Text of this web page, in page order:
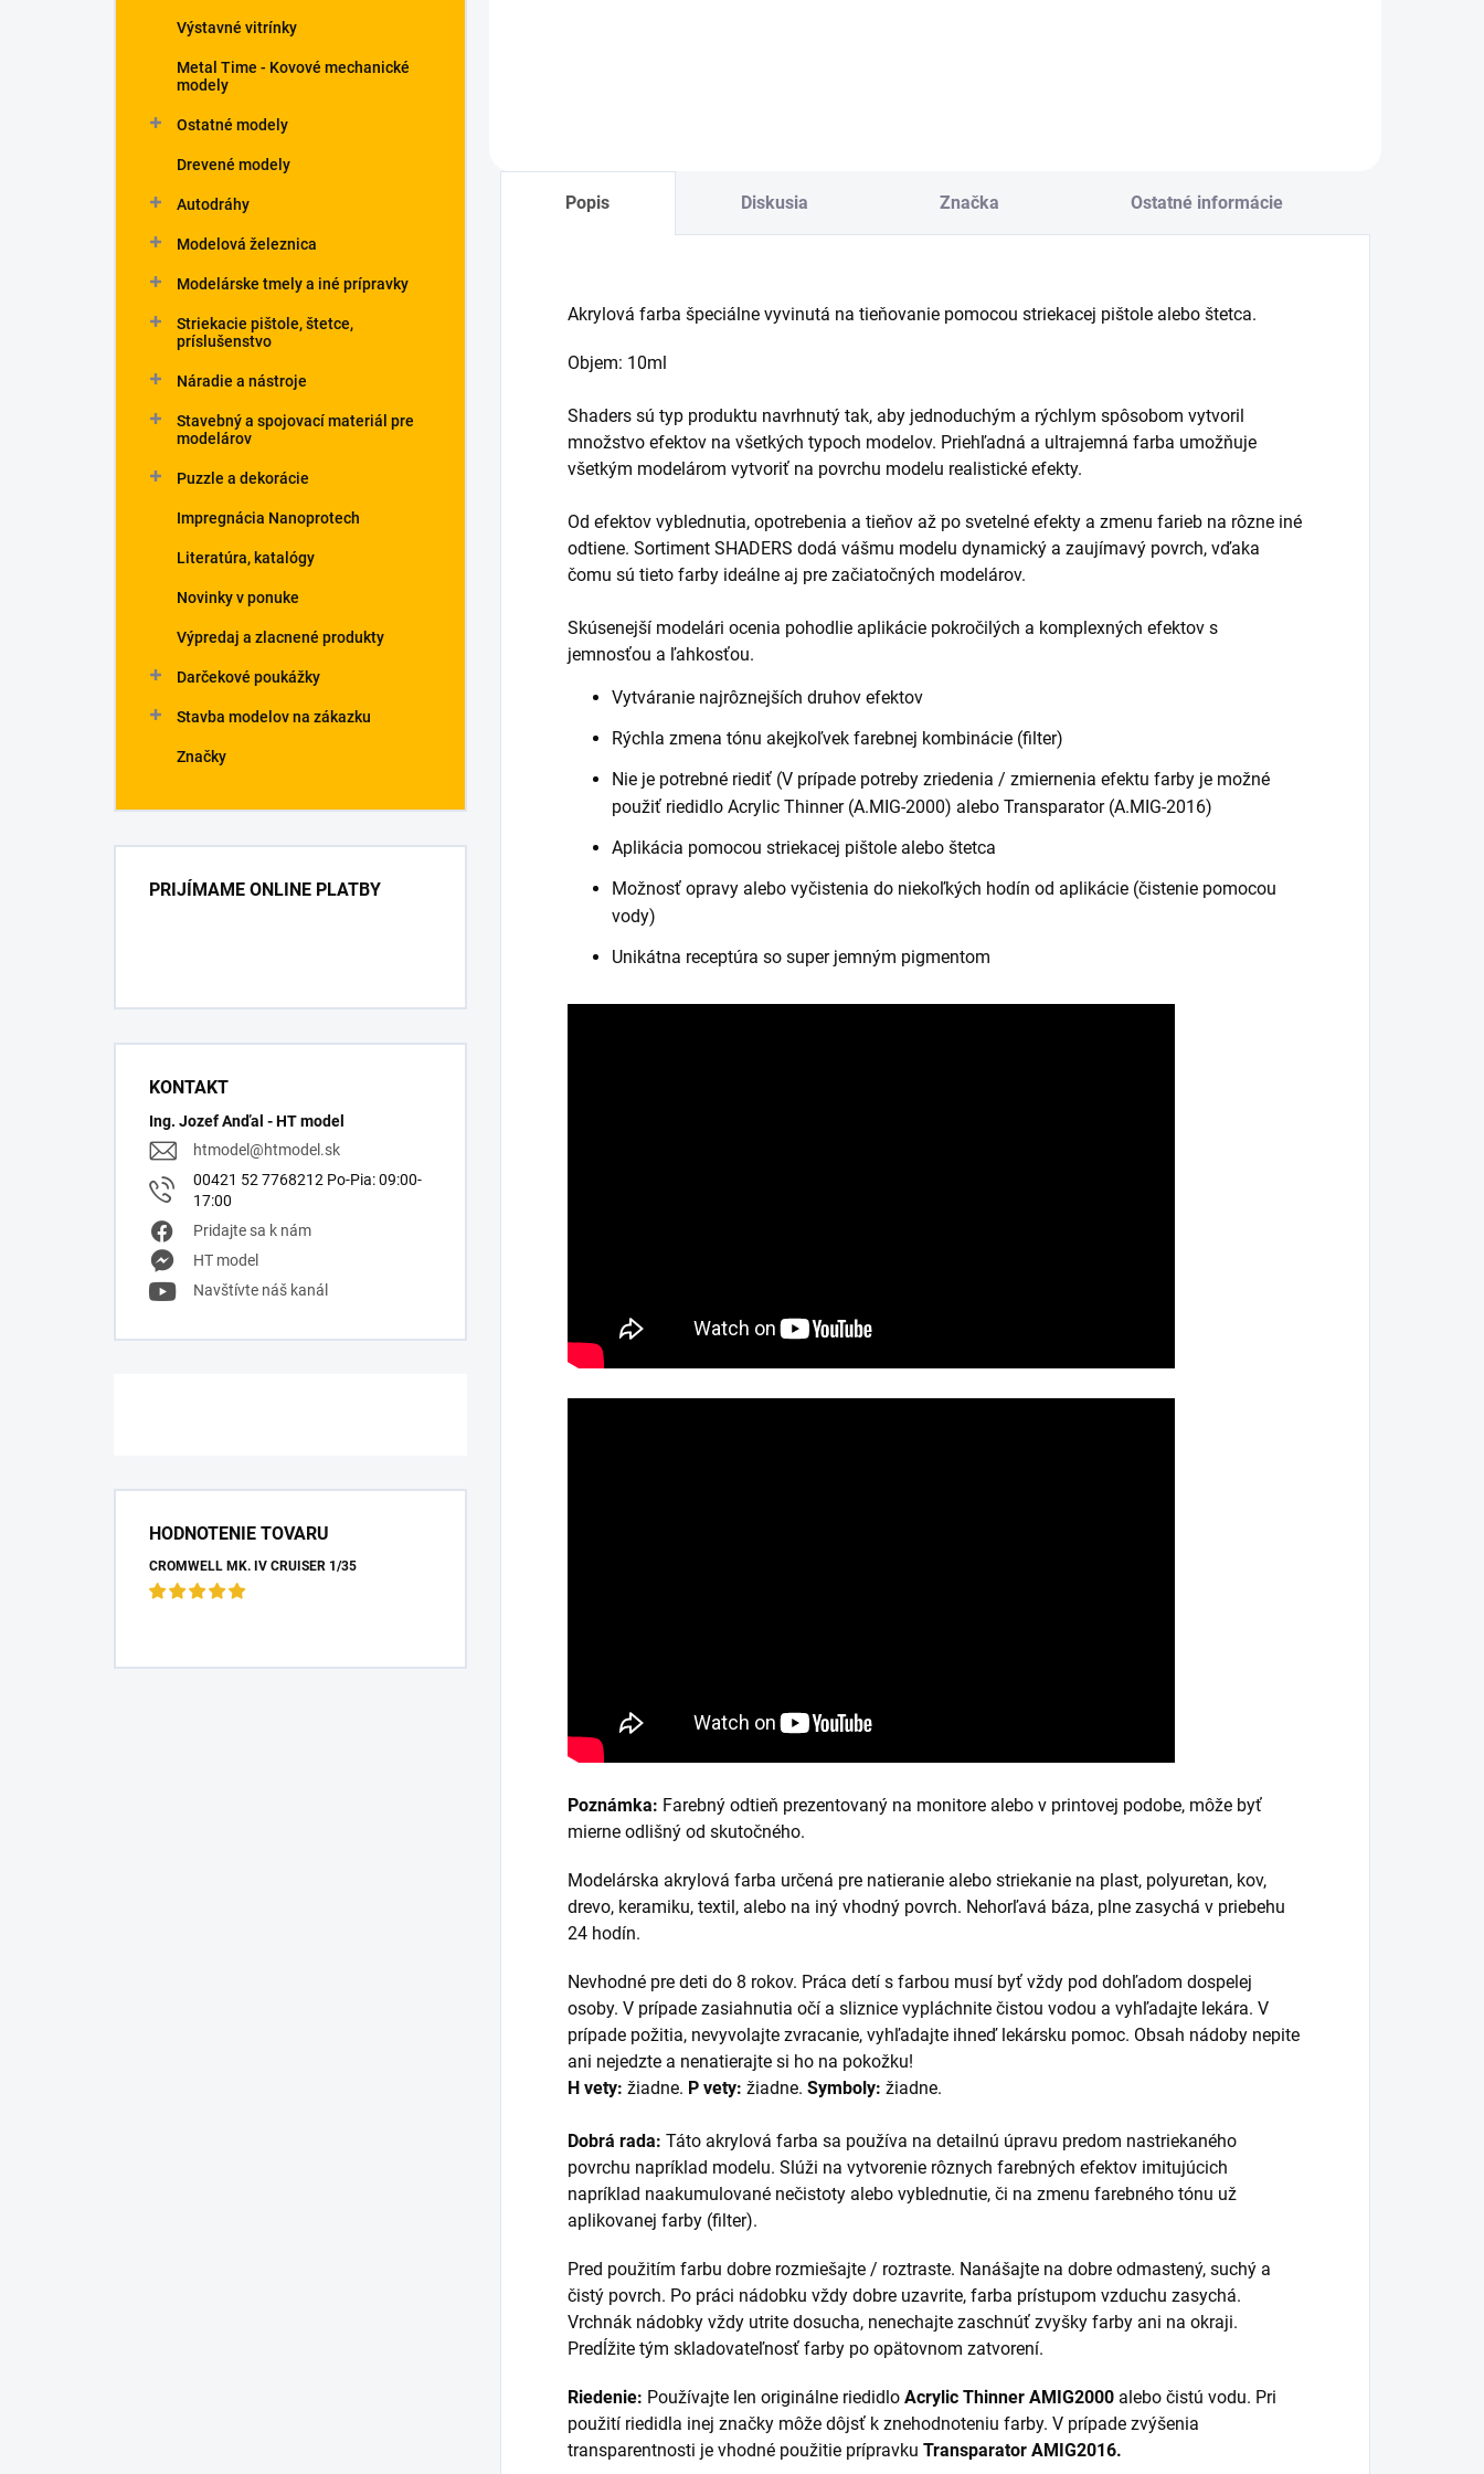
Výstavné vitrínky
Metal Time - Kovové mechanické
modely
Ostatné modely
Drevené modely
Autodráhy
Modelová železnica
Modelárske tmely a iné prípravky
Striekacie pištole, štetce,
príslušenstvo
Náradie a nástroje
Stavebný a spojovací materiál pre
modelárov
Puzzle a dekorácie
Impregnácia Nanoprotech
Literatúra, katalógy
Novinky v ponuke
Výpredaj a zlacnené produkty
Darčekové poukážky
Stavba modelov na zákazku
Značky
PRIJÍMAME ONLINE PLATBY
KONTAKT
Ing. Jozef Anďal - HT model
htmodel@htmodel.sk
00421 52 7768212 Po-Pia: 09:00-
17:00
Pridajte sa k nám
HT model
Navštívte náš kanál
HODNOTENIE TOVARU
CROMWELL MK. IV CRUISER 1/35
Popis Diskusia Značka Ostatné informácie
Akrylová farba špeciálne vyvinutá na tieňovanie pomocou striekacej pištole alebo štetca.
Objem: 10ml
Shaders sú typ produktu navrhnutý tak, aby jednoduchým a rýchlym spôsobom vytvoril
množstvo efektov na všetkých typoch modelov. Priehľadná a ultrajemná farba umožňuje
všetkým modelárom vytvoriť na povrchu modelu realistické efekty.
Od efektov vyblednutia, opotrebenia a tieňov až po svetelné efekty a zmenu farieb na rôzne iné
odtiene. Sortiment SHADERS dodá vášmu modelu dynamický a zaujímavý povrch, vďaka
čomu sú tieto farby ideálne aj pre začiatočných modelárov.
Skúsenejší modelári ocenia pohodlie aplikácie pokročilých a komplexných efektov s
jemnosťou a ľahkosťou.
Vytváranie najrôznejších druhov efektov
Rýchla zmena tónu akejkoľvek farebnej kombinácie (filter)
Nie je potrebné riediť (V prípade potreby zriedenia / zmiernenia efektu farby je možné
použiť riedidlo Acrylic Thinner (A.MIG-2000) alebo Transparator (A.MIG-2016)
Aplikácia pomocou striekacej pištole alebo štetca
Možnosť opravy alebo vyčistenia do niekoľkých hodín od aplikácie (čistenie pomocou
vody)
Unikátna receptúra so super jemným pigmentom
Poznámka: Farebný odtieň prezentovaný na monitore alebo v printovej podobe, môže byť
mierne odlišný od skutočného.
Modelárska akrylová farba určená pre natieranie alebo striekanie na plast, polyuretan, kov,
drevo, keramiku, textil, alebo na iný vhodný povrch. Nehorľavá báza, plne zasychá v priebehu
24 hodín.
Nevhodné pre deti do 8 rokov. Práca detí s farbou musí byť vždy pod dohľadom dospelej
osoby. V prípade zasiahnutia očí a sliznice vypláchnite čistou vodou a vyhľadajte lekára. V
prípade požitia, nevyvolajte zvracanie, vyhľadajte ihneď lekársku pomoc. Obsah nádoby nepite
ani nejedzte a nenatierajte si ho na pokožku!
H vety: žiadne. P vety: žiadne. Symboly: žiadne.
Dobrá rada: Táto akrylová farba sa používa na detailnú úpravu predom nastriekaného
povrchu napríklad modelu. Slúži na vytvorenie rôznych farebných efektov imitujúcich
napríklad naakumulované nečistoty alebo vyblednutie, či na zmenu farebného tónu už
aplikovanej farby (filter).
Pred použitím farbu dobre rozmiešajte / roztraste. Nanášajte na dobre odmastený, suchý a
čistý povrch. Po práci nádobku vždy dobre uzavrite, farba prístupom vzduchu zasychá.
Vrchnák nádobky vždy utrite dosucha, nenechajte zaschnúť zvyšky farby ani na okraji.
Predĺžite tým skladovateľnosť farby po opätovnom zatvorení.
Riedenie: Používajte len originálne riedidlo Acrylic Thinner AMIG2000 alebo čistú vodu. Pri
použití riedidla inej značky môže dôjsť k znehodnoteniu farby. V prípade zvýšenia
transparentnosti je vhodné použitie prípravku Transparator AMIG2016.